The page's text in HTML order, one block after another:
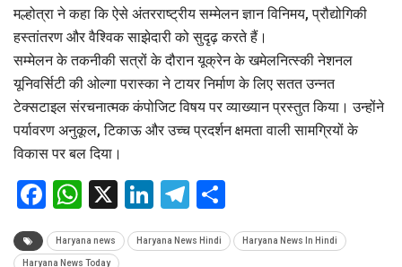
मल्होत्रा ने कहा कि ऐसे अंतरराष्ट्रीय सम्मेलन ज्ञान विनिमय, प्रौद्योगिकी
हस्तांतरण और वैश्विक साझेदारी को सुदृढ़ करते हैं।
सम्मेलन के तकनीकी सत्रों के दौरान यूक्रेन के खमेलनित्स्की नेशनल
यूनिवर्सिटी की ओल्गा परास्का ने टायर निर्माण के लिए सतत उन्नत
टेक्सटाइल संरचनात्मक कंपोजिट विषय पर व्याख्यान प्रस्तुत किया। उन्होंने
पर्यावरण अनुकूल, टिकाऊ और उच्च प्रदर्शन क्षमता वाली सामग्रियों के
विकास पर बल दिया।
Facebook
WhatsApp
X LinkedIn
Telegram
Haryana news Haryana News Hindi Haryana News In Hindi
Haryana News Today